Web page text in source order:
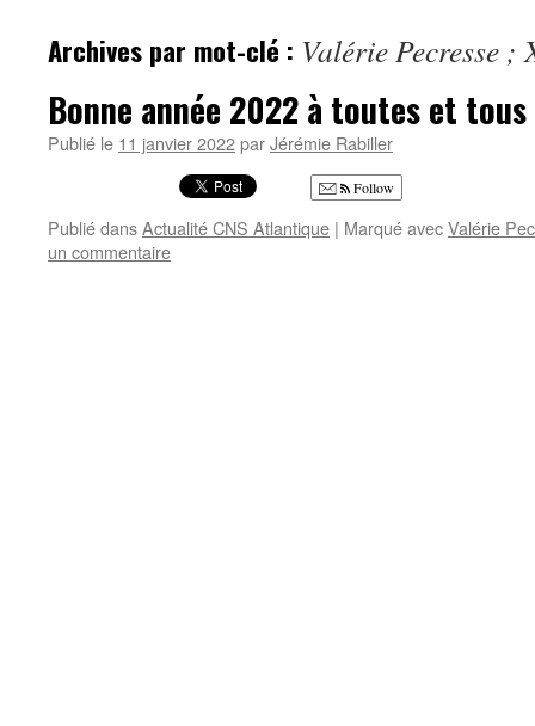
Archives par mot-clé : Valérie Pecresse
Bonne année 2022 à toutes et
Publié le 11 janvier 2022parJérémie Rabiller
Follow
Publié dansActualité CNS Atlantique | Marqué avecValérie
un commentaire